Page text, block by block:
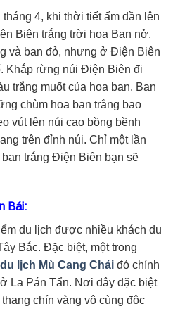
4, khi thời tiết ấm dần lên
Biên trắng trời hoa Ban nở.
và ban đỏ, nhưng ở Điện Biên
Khắp rừng núi Điện Biên đi
trắng muốt của hoa ban. Ban
chùm hoa ban trắng bao
vút lên núi cao bồng bềnh
trên đỉnh núi. Chỉ một lần
trắng Điện Biên bạn sẽ
Bái:
du lịch được nhiều khách du
Bắc. Đặc biệt, một trong
du lịch Mù Cang Chải đó chính
La Pán Tẩn. Nơi đây đặc biệt
chín vàng vô cùng độc